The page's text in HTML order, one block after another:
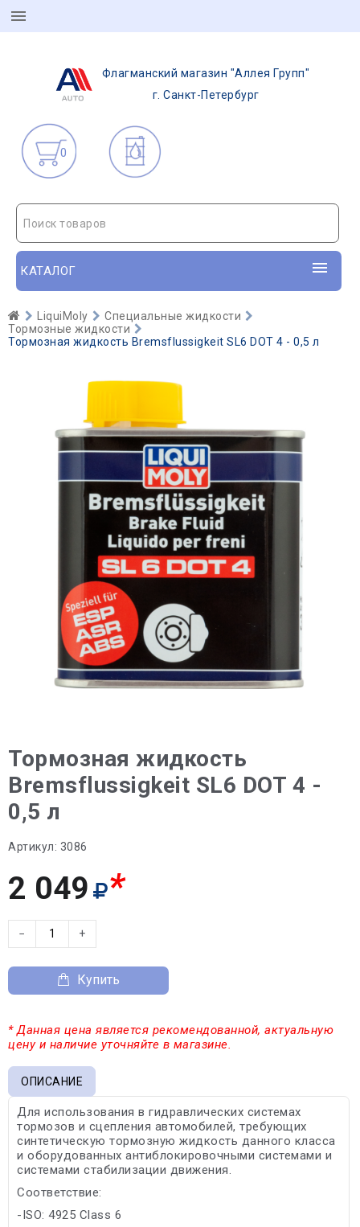
Флагманский магазин "Аллея Групп"
г. Санкт-Петербург
0
Поиск товаров
КАТАЛОГ
LiquiMoly
Специальные жидкости
Тормозные жидкости
Тормозная жидкость Bremsflussigkeit SL6 DOT 4 - 0,5 л
Тормозная жидкость
Bremsflussigkeit SL6 DOT 4 -
0,5 л
Артикул: 3086
2 049 *
− +
Купить
* Данная цена является рекомендованной, актуальную
цену и наличие уточняйте в магазине.
ОПИСАНИЕ
Для использования в гидравлических системах
тормозов и сцепления автомобилей, требующих
синтетическую тормозную жидкость данного класса
и оборудованных антиблокировочными системами и
системами стабилизации движения.
Соответствие:
-ISO: 4925 Class 6